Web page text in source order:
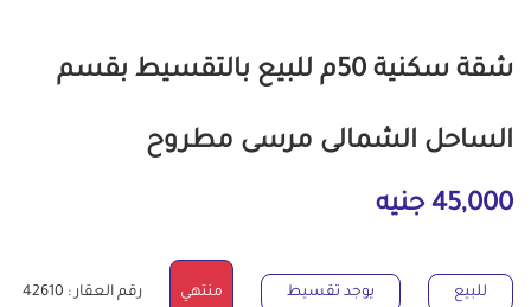
شقة سكنية 50م للبيع بالتقسيط بقسم
الساحل الشمالى مرسى مطروح
45,000 جنيه
للبيع يوجد تقسيط منتهي رقم العقار : 42610